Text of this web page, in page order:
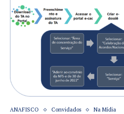
ANAFISCO Convidados Na Mídia